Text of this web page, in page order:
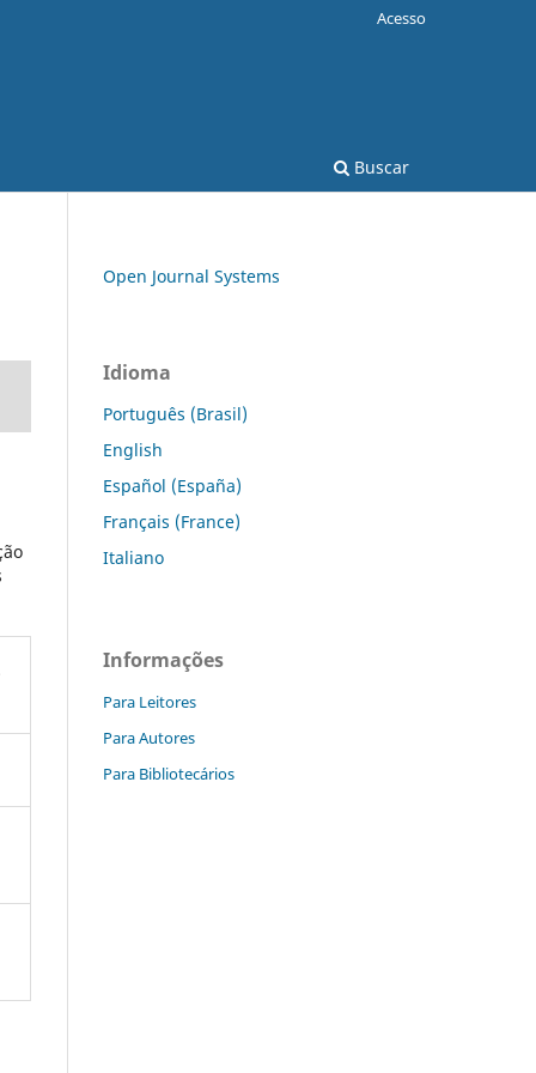
Buscar
Acesso
Open Journal Systems
Idioma
Português (Brasil)
English
Español (España)
Français (France)
Italiano
Informações
Para Leitores
Para Autores
Para Bibliotecários